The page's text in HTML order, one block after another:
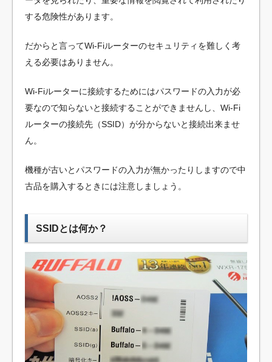
する危険性があります。
だからと言ってWi-Fiルーターのセキュリティを難しく考
える必要はありません。
Wi-Fiルーターに接続するためにはパスワードの入力が必
要なので知らないと接続することができませんし、Wi-Fi
ルーターの接続先（SSID）が分からないと接続出来ませ
ん。
機種が古いとパスワードの入力が無かったりしますので中
古品を購入するときには注意しましょう。
SSIDとは何か？